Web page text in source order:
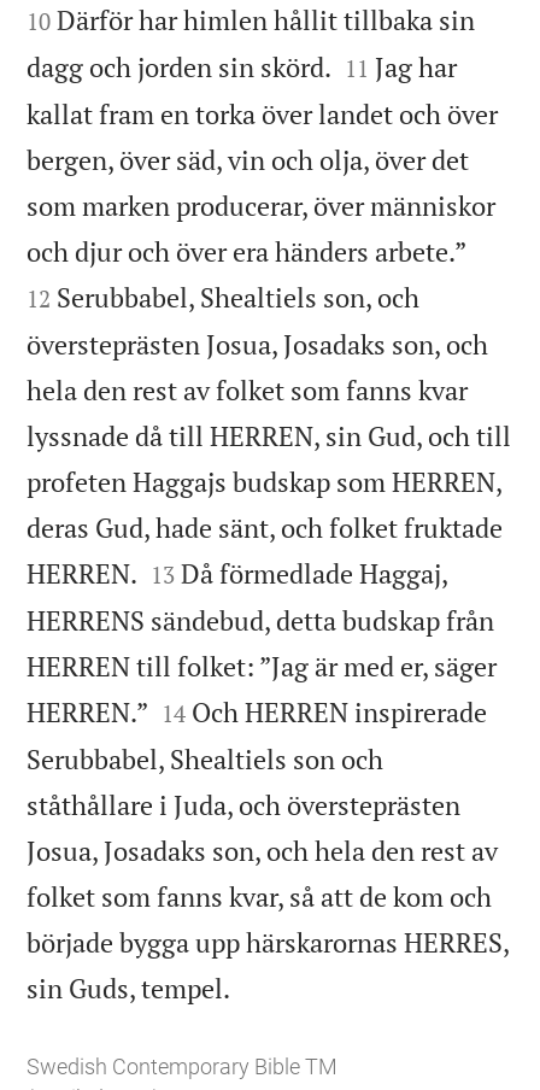
10 Därför har himlen hållit tillbaka sin
dagg och jorden sin skörd. 

11 Jag har
kallat fram en torka över landet och över
bergen, över säd, vin och olja, över det
som marken producerar, över människor
och djur och över era händers arbete.”
12 Serubbabel, Shealtiels son, och
översteprästen Josua, Josadaks son, och
hela den rest av folket som fanns kvar
lyssnade då till HERREN, sin Gud, och till
profeten Haggajs budskap som HERREN,
deras Gud, hade sänt, och folket fruktade
HERREN. 

13 Då förmedlade Haggaj,
HERRENS sändebud, detta budskap från
HERREN till folket: ”Jag är med er, säger
HERREN.” 

14 Och HERREN inspirerade
Serubbabel, Shealtiels son och
ståthållare i Juda, och översteprästen
Josua, Josadaks son, och hela den rest av
folket som fanns kvar, så att de kom och
började bygga upp härskarornas HERRES,
sin Guds, tempel.
Swedish Contemporary Bible TM